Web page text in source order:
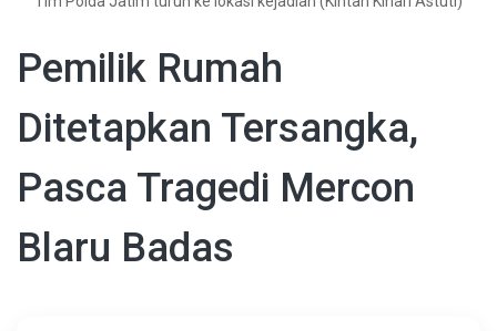
Pemilik Rumah
Ditetapkan Tersangka,
Pasca Tragedi Mercon
Blaru Badas